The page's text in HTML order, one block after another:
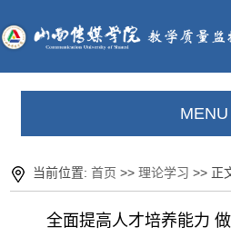
MENU
当前位置:首页 >>理论学习 >> 正
全面提高人才培养能力